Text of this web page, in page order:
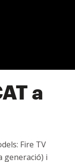
a
Fire TV
generació) i